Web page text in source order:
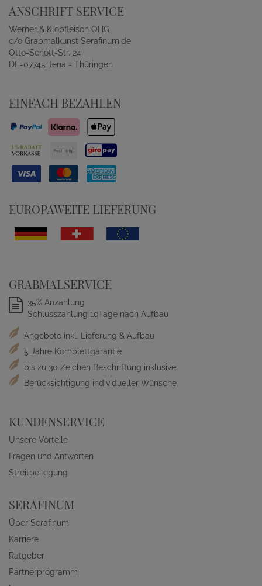
ANSCHRIFT SERVICE
Werner & Klopfleisch OHG
c/o Grabmalkunst Serafinum.de
Otto-Schott-Str. 24
DE-07745 Jena - Thüringen
EINFACH BEZAHLEN
EUROPAWEITE LIEFERUNG
GRABMALSERVICE
35% Anzahlung
Schlusszahlung 10Tage nach Aufbau
Angebote inkl. Lieferung & Aufbau
5 Jahre Komplettgarantie
bis zu 30 Zeichen Beschriftung inklusive
Berücksichtigung individueller Wünsche
KUNDENSERVICE
Unsere Vorteile
Fragen und Antworten
Streitbeilegung
SERAFINUM
Über Serafinum
Karriere
Ratgeber
Partnerprogramm